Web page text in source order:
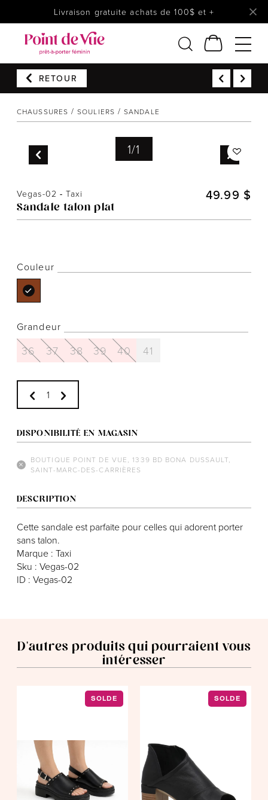
Livraison gratuite achats de 100$ et +
Femmes
Lingerie
Chaussures
Notre histoire
L'équipe
RETOUR
CHAUSSURES SOULIERS SANDALE
1/1
Vegas-02 - Taxi
Sandale talon plat
49.99 $
Couleur
Grandeur
36 37 38 39 40 41
DISPONIBILITÉ EN MAGASIN
BOUTIQUE POINT DE VUE, 1339 BD BONA DUSSAULT,
SAINT-MARC-DES-CARRIÈRES
DESCRIPTION
Cette sandale est parfaite pour celles qui adorent porter
sans talon.
Marque : Taxi
Sku : Vegas-02
ID : Vegas-02
D'autres produits qui pourraient vous
intéresser
SOLDE SOLDE